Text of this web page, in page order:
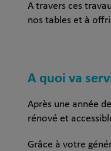
A travers ces
nos tables et à
A quoi va
Après une année
rénové et
Grâce à votre